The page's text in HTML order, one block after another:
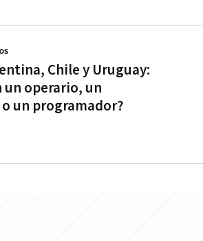
Chile y Uruguay:
un operario, un
un programador?